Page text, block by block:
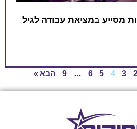
מסייע במציאת עבודה לגיל
2
3
4
5
6
…
9 הבא »